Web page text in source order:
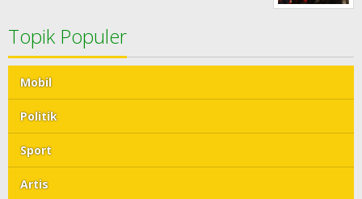
Topik Populer
Mobil
Politik
Sport
Artis